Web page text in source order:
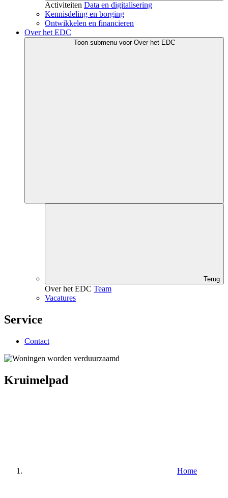
Activiteiten Data en digitalisering
Kennisdeling en borging
Ontwikkelen en financieren
Over het EDC
Toon submenu voor Over het EDC
Terug
Over het EDC Team
Vacatures
Service
Contact
Kruimelpad
Home